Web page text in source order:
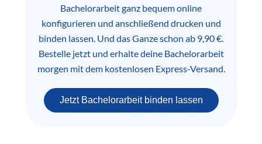
Bachelorarbeit ganz bequem online
konfigurieren und anschließend drucken und
binden lassen. Und das Ganze schon ab 9,90 €.
Bestelle jetzt und erhalte deine Bachelorarbeit
morgen mit dem kostenlosen Express-Versand.
Jetzt Bachelorarbeit binden lassen